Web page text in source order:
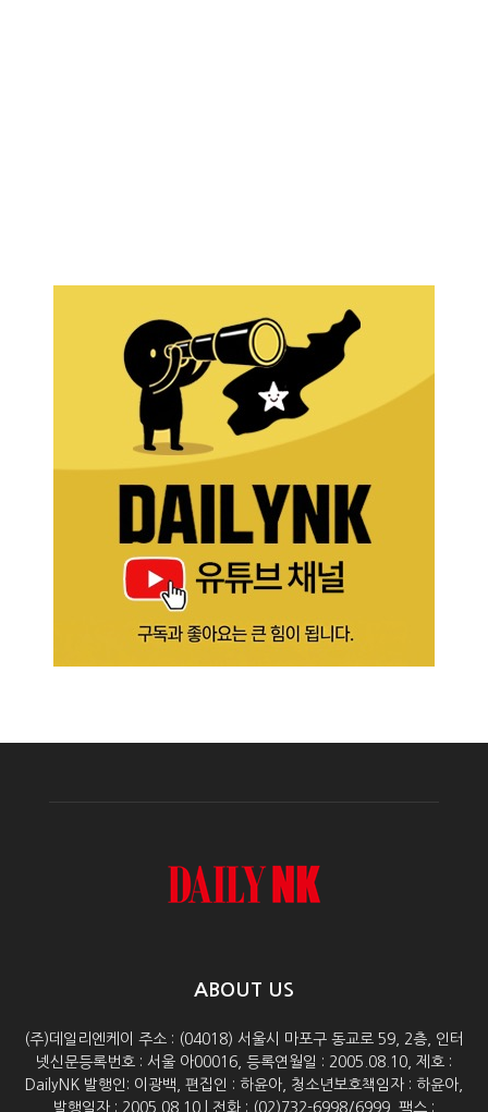
ABOUT US
(주)데일리엔케이 주소 : (04018) 서울시 마포구 동교로 59, 2층, 인터
넷신문등록번호 : 서울 아00016, 등록연월일 : 2005.08.10, 제호 :
DailyNK 발행인: 이광백, 편집인 : 하윤아, 청소년보호책임자 : 하윤아,
발행일자 : 2005.08.10 | 전화 : (02)732-6998/6999, 팩스 :